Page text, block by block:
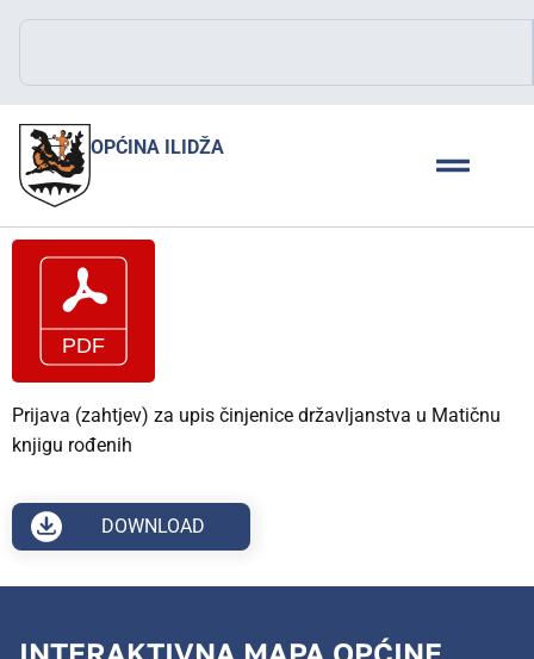
OPĆINA ILIDŽA
Prijava (zahtjev) za upis činjenice državljanstva u Matičnu
knjigu rođenih
DOWNLOAD